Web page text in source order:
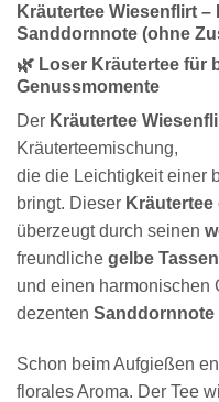
Kräutertee Wiesenflirt
Sanddornnote (ohne
🌿 Loser Kräutertee für
Genussmomente
Der Kräutertee
Kräuterteemischung,
die die Leichtigkeit einer
bringt. Dieser
überzeugt durch seinen
freundliche gelbe
und einen harmonischen
dezenten Sanddornnote
Schon beim Aufgießen
florales Aroma. Der Tee